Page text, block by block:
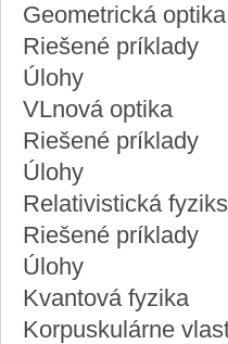
Geometrická optika
Riešené príklady
Úlohy
VLnová optika
Riešené príklady
Úlohy
Relativistická fyziks
Riešené príklady
Úlohy
Kvantová fyzika
Korpuskulárne